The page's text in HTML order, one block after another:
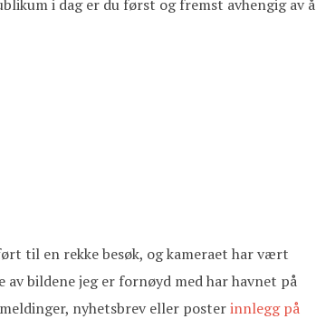
i dag er du først og fremst avhengig av å
til en rekke besøk, og kameraet har vært
bildene jeg er fornøyd med har havnet på
nyhetsbrev eller posterinnlegg på